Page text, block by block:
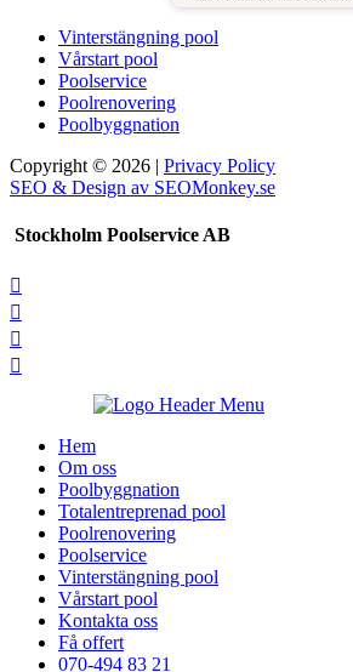
Vinterstängning pool
Vårstart pool
Poolservice
Poolrenovering
Poolbyggnation
Copyright © 2026 | Privacy Policy
SEO & Design av SEOMonkey.se
Stockholm Poolservice AB




Hem
Om oss
Poolbyggnation
Totalentreprenad pool
Poolrenovering
Poolservice
Vinterstängning pool
Vårstart pool
Kontakta oss
Få offert
070-494 83 21